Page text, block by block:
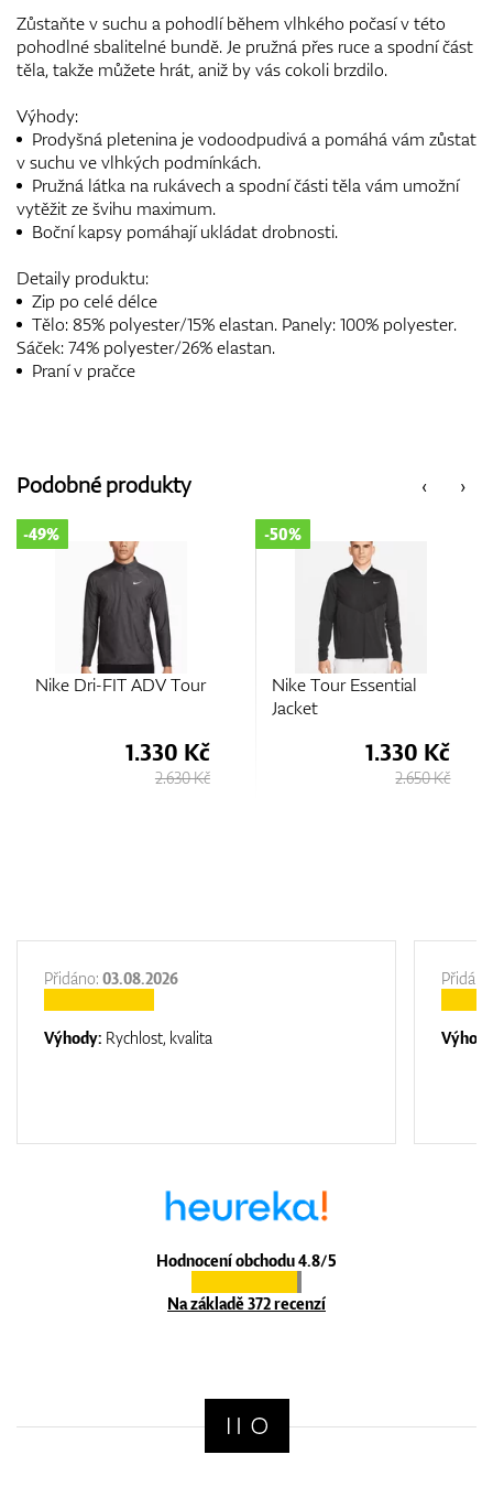
Zůstaňte v suchu a pohodlí během vlhkého počasí v této
pohodlné sbalitelné bundě. Je pružná přes ruce a spodní část
těla, takže můžete hrát, aniž by vás cokoli brzdilo.
Výhody:
Prodyšná pletenina je vodoodpudivá a pomáhá vám zůstat
v suchu ve vlhkých podmínkách.
Pružná látka na rukávech a spodní části těla vám umožní
vytěžit ze švihu maximum.
Boční kapsy pomáhají ukládat drobnosti.
Detaily produktu:
Zip po celé délce
Tělo: 85% polyester/15% elastan. Panely: 100% polyester.
Sáček: 74% polyester/26% elastan.
Praní v pračce
‹
Podobné produkty ›
Nike Dri-FIT ADV Tour
-49%
1.330 Kč
2.630 Kč
Nike Tour Essential
Jacket
-50%
1.330 Kč
2.650 Kč
Hodnocení obchodu 4.8/5
Na základě 372 recenzí
Přidáno: 03.08.2026
Výhody: Rychlost, kvalita